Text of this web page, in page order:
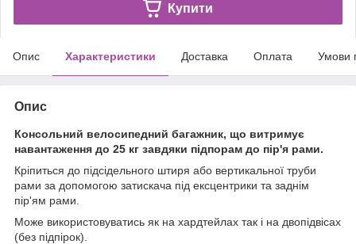
Купити
Опис Характеристики Доставка Оплата Умови
Опис
Консольний велосипедний багажник, що витримує
навантаження до 25 кг завдяки підпорам до пір'я рами.
Кріпиться до підсідельного штиря або вертикальної труби
рами за допомогою затискача під ексцентрики та заднім
пір'ям рами.
Може використовуватись як на хардтейлах так і на двопідвісах
(без підпірок).